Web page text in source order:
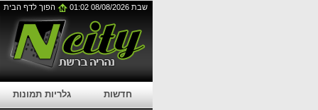
שבת 08/08/2026 01:02 הפוך לדף הבית
חדשות גלריות תמונות
הפתרון המושלם לתחזוקת
עבודות בגובה בסנפלינג: הפתרון
המושלם לתחזוקת בניינים מודרניים
לפרטים נוספים לחצו כאן >>
עורך דין דיני עבודה בנהריה:
מתי כדאי לפנות לייעוץ משפטי?
עורך דין דיני עבודה בנהריה: מתי
כדאי לפנות לייעוץ משפטי?